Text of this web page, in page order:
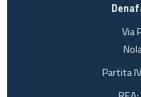
Via
Partita